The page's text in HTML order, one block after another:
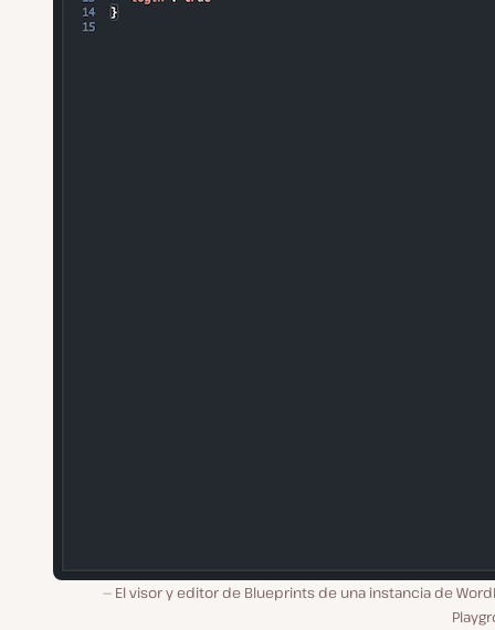
El visor y editor de Blueprints de una instancia de